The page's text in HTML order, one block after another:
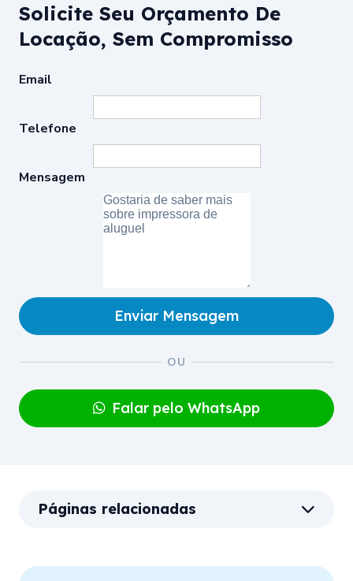
Solicite Seu Orçamento De
Locação, Sem Compromisso
Email
Telefone
Mensagem
Enviar Mensagem
Falar pelo WhatsApp
Páginas relacionadas